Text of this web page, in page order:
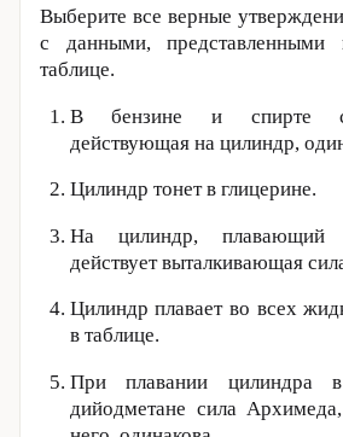
Выберите все верные
с данными,
таблице.
В бензине и спирте
действующая на цилиндр,
Цилиндр тонет в глицерине.
На цилиндр, плавающий
действует выталкивающая
Цилиндр плавает во всех
в таблице.
При плавании цилиндра
дийодметане сила